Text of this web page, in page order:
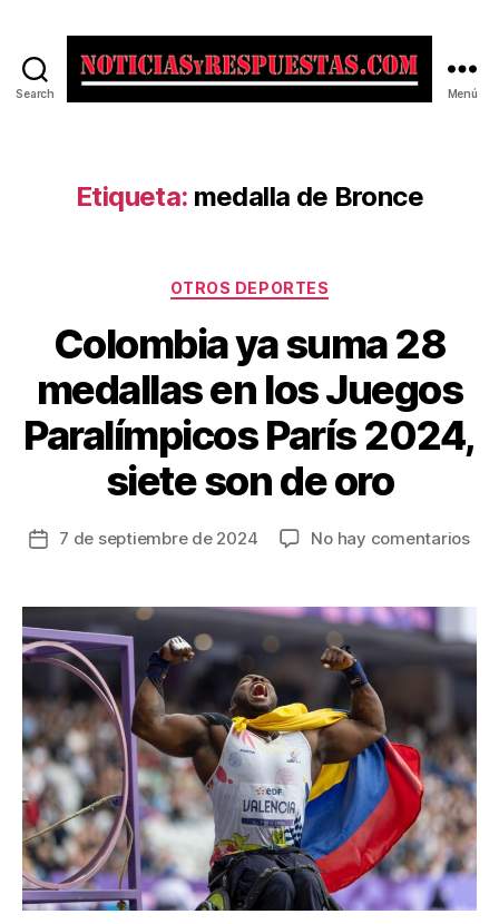
Search Menú
Etiqueta: medalla de Bronce
Categorías
OTROS DEPORTES
Colombia ya suma 28
medallas en los Juegos
Paralímpicos París 2024,
siete son de oro
Fecha
entrada
7 de septiembre de 2024 No hay comentariosen
28
en
son
de
oro